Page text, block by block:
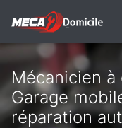
Mécanicien à
Garage
réparation